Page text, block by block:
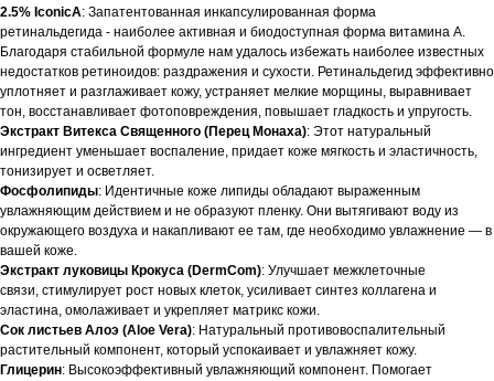
2.5% IconicA: Запатентованная инкапсулированная форма
ретинальдегида - наиболее активная и биодоступная форма витамина А.
Благодаря стабильной формуле нам удалось избежать наиболее известных
недостатков ретиноидов: раздражения и сухости. Ретинальдегид эффективно
уплотняет и разглаживает кожу, устраняет мелкие морщины, выравнивает
тон, восстанавливает фотоповреждения, повышает гладкость и упругость.
Экстракт Витекса Священного (Перец Монаха): Этот натуральный
ингредиент уменьшает воспаление, придает коже мягкость и эластичность,
тонизирует и осветляет.
Фосфолипиды: Идентичные коже липиды обладают выраженным
увлажняющим действием и не образуют пленку. Они вытягивают воду из
окружающего воздуха и накапливают ее там, где необходимо увлажнение — в
вашей коже.
Экстракт луковицы Крокуса (DermCom): Улучшает межклеточные
связи, стимулирует рост новых клеток, усиливает синтез коллагена и
эластина, омолаживает и укрепляет матрикс кожи.
Сок листьев Алоэ (Aloe Vera): Натуральный противовоспалительный
растительный компонент, который успокаивает и увлажняет кожу.
Глицерин: Высокоэффективный увлажняющий компонент. Помогает